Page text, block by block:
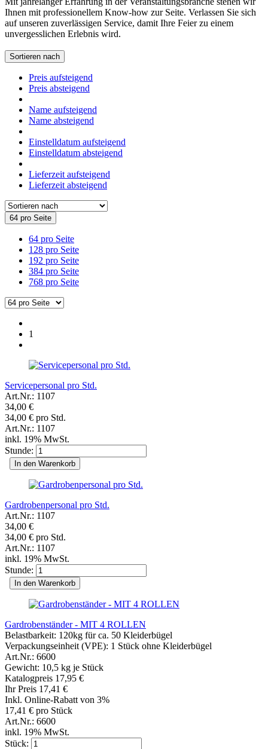
Ihnen mit professionellem Know-how zur Seite. Verlassen Sie sich
auf unseren zuverlässigen Service, damit Ihre Feier zu einem
unvergesslichen Erlebnis wird.
Sortieren nach
Preis aufsteigend
Preis absteigend
Name aufsteigend
Name absteigend
Einstelldatum aufsteigend
Einstelldatum absteigend
Lieferzeit aufsteigend
Lieferzeit absteigend
64 pro Seite
64 pro Seite
128 pro Seite
192 pro Seite
384 pro Seite
768 pro Seite
1
Servicepersonal pro Std.
Art.Nr.: 1107
34,00 €
34,00 € pro Std.
Art.Nr.: 1107
inkl. 19% MwSt.
Stunde:
In den Warenkorb
Gardrobenpersonal pro Std.
Art.Nr.: 1107
34,00 €
34,00 € pro Std.
Art.Nr.: 1107
inkl. 19% MwSt.
Stunde:
In den Warenkorb
Gardrobenständer - MIT 4 ROLLEN
Belastbarkeit: 120kg für ca. 50 Kleiderbügel
Verpackungseinheit (VPE): 1 Stück ohne Kleiderbügel
Art.Nr.: 6600
Gewicht: 10,5 kg je Stück
Katalogpreis 17,95 €
Ihr Preis 17,41 €
Inkl. Online-Rabatt von 3%
17,41 € pro Stück
Art.Nr.: 6600
inkl. 19% MwSt.
Stück: